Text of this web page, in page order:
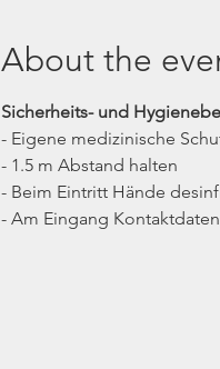
About the
Sicherheits- und
- Eigene medizinische
- 1.5 m Abstand halten
- Beim Eintritt Hände
- Am Eingang